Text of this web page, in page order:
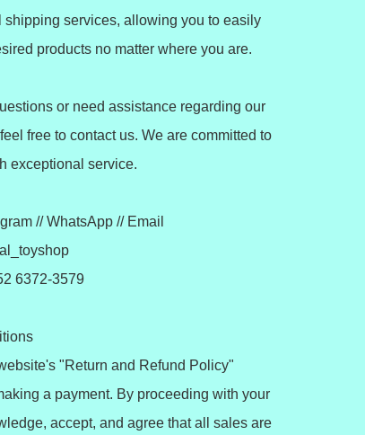
shipping services, allowing you to easily
products no matter where you are.
or need assistance regarding our
free to contact us. We are committed to
exceptional service.
// WhatsApp // Email
6372-3579
"Return and Refund Policy"
a payment. By proceeding with your
accept, and agree that all sales are